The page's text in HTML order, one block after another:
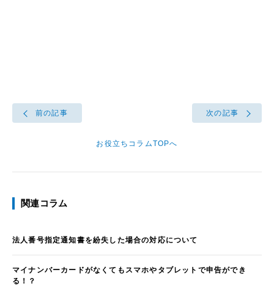
前の記事
お役立ちコラムTOPへ
次の記事
関連コラム
法人番号指定通知書を紛失した場合の対応について
マイナンバーカードがなくてもスマホやタブレットで申告ができ
る！？